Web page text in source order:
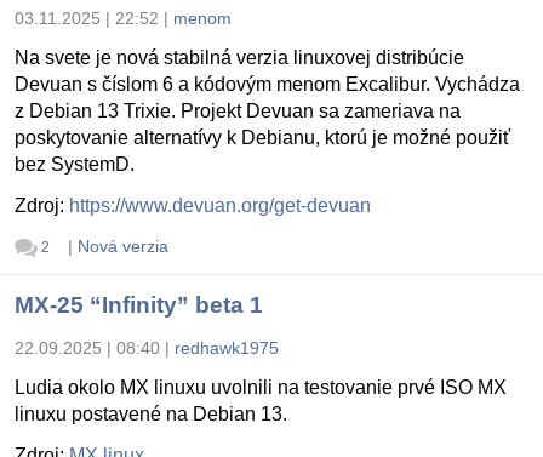
03.11.2025 | 22:52 | menom
Na svete je nová stabilná verzia linuxovej distribúcie
Devuan s číslom 6 a kódovým menom Excalibur. Vychádza
z Debian 13 Trixie. Projekt Devuan sa zameriava na
poskytovanie alternatívy k Debianu, ktorú je možné použiť
bez SystemD.
Zdroj: https://www.devuan.org/get-devuan
2 | Nová verzia
MX-25 “Infinity” beta 1
22.09.2025 | 08:40 | redhawk1975
Ludia okolo MX linuxu uvolnili na testovanie prvé ISO MX
linuxu postavené na Debian 13.